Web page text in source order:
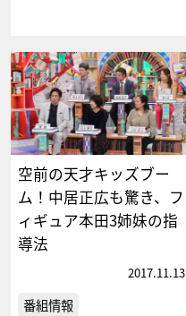
空前の天才キッズブー
ム！中居正広も驚き、フ
ィギュア本田3姉妹の指
導法
2017.11.13
番組情報